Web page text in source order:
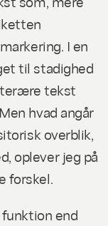
I en
til stadighed
tekst
hvad angår
overblik,
oplever jeg på
forskel.
end